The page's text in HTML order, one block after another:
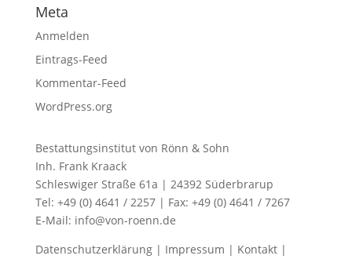
Meta
Anmelden
Eintrags-Feed
Kommentar-Feed
WordPress.org
Bestattungsinstitut von Rönn & Sohn
Inh. Frank Kraack
Schleswiger Straße 61a | 24392 Süderbrarup
Tel: +49 (0) 4641 / 2257 | Fax: +49 (0) 4641 / 7267
E-Mail: info@von-roenn.de
Datenschutzerklärung| Impressum | Kontakt|